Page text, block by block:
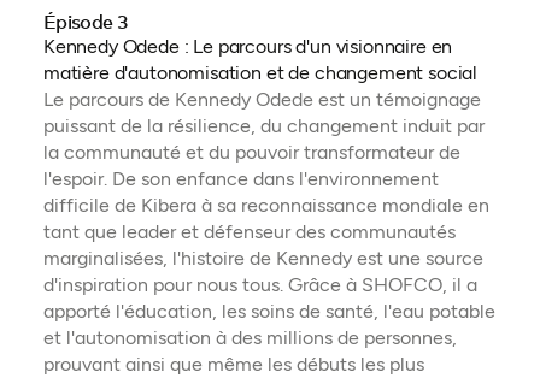
Épisode 3
Kennedy Odede : Le parcours d'un visionnaire en
matière d'autonomisation et de changement social
Le parcours de Kennedy Odede est un témoignage
puissant de la résilience, du changement induit par
la communauté et du pouvoir transformateur de
l'espoir. De son enfance dans l'environnement
difficile de Kibera à sa reconnaissance mondiale en
tant que leader et défenseur des communautés
marginalisées, l'histoire de Kennedy est une source
d'inspiration pour nous tous. Grâce à SHOFCO, il a
apporté l'éducation, les soins de santé, l'eau potable
et l'autonomisation à des millions de personnes,
prouvant ainsi que même les débuts les plus